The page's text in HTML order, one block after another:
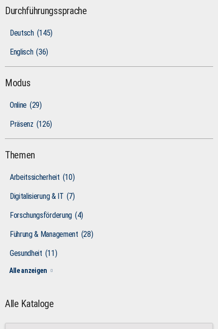
Durchführungssprache
Deutsch (145)
Englisch (36)
Modus
Online (29)
Präsenz (126)
Themen
Arbeitssicherheit (10)
Digitalisierung & IT (7)
Forschungsförderung (4)
Führung & Management (28)
Gesundheit (11)
Alle anzeigen
Alle Kataloge